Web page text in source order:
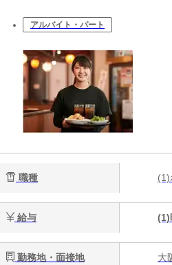
アルバイト・パート
職種
給与 (1)
勤務地・面接地
大